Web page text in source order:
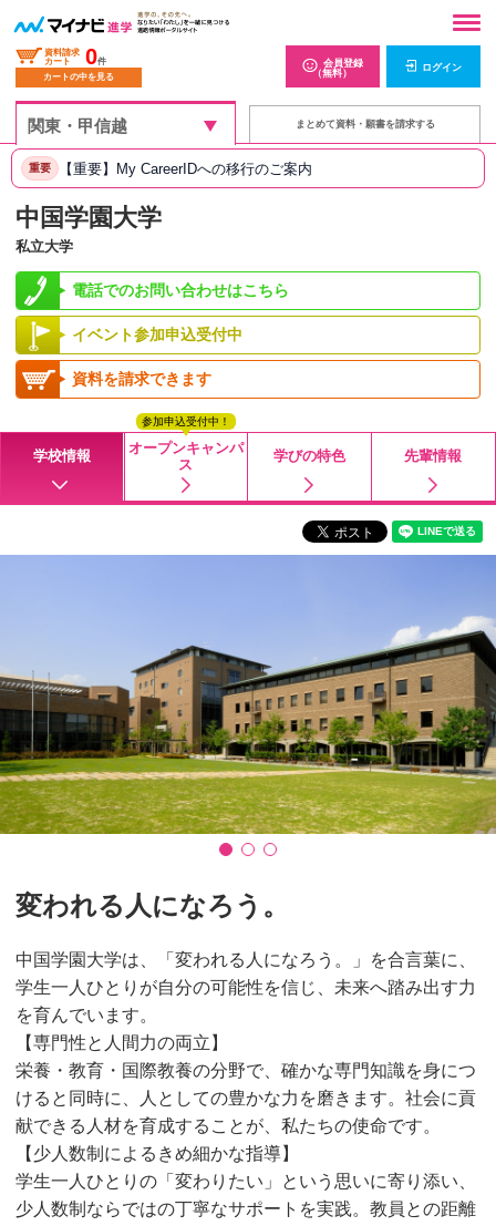
資料請求
カート
0件
カートの中を見る
会員登録
（無料）
ログイン
まとめて資料・願書を請求する
重要 【重要】My CareerIDへの移行のご案内
中国学園大学
私立大学
電話でのお問い合わせはこちら
イベント参加申込受付中
資料を請求できます
学校情報
オープンキャンパ
ス
参加申込受付中！
学びの特色 先輩情報
変われる人になろう。
中国学園大学は、「変われる人になろう。」を合言葉に、
学生一人ひとりが自分の可能性を信じ、未来へ踏み出す力
を育んでいます。
【専門性と人間力の両立】
栄養・教育・国際教養の分野で、確かな専門知識を身につ
けると同時に、人としての豊かな力を磨きます。社会に貢
献できる人材を育成することが、私たちの使命です。
【少人数制によるきめ細かな指導】
学生一人ひとりの「変わりたい」という思いに寄り添い、
少人数制ならではの丁寧なサポートを実践。教員との距離